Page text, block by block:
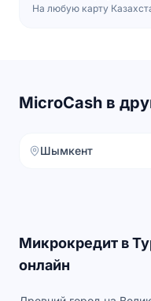
На любую карту
MicroCash в
Шымкент
Микрокредит в
онлайн